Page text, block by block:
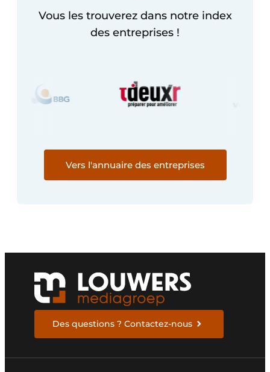
Protection solaire
Software
Travaux ferroviaires
Vous les trouverez dans notre index
des entreprises !
Vers l'annuaire des entreprises
Des questions ? Contactez-nous